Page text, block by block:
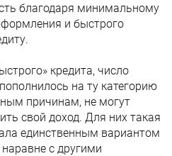
благодаря минимальному
и быстрого
кредита, число
на ту категорию
причинам, не могут
свой доход. Для них такая
единственным вариантом
с другими